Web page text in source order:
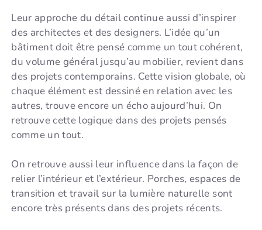
Leur approche du détail continue aussi d’inspirer
des architectes et des designers. L’idée qu’un
bâtiment doit être pensé comme un tout cohérent,
du volume général jusqu’au mobilier, revient dans
des projets contemporains. Cette vision globale, où
chaque élément est dessiné en relation avec les
autres, trouve encore un écho aujourd’hui. On
retrouve cette logique dans des projets pensés
comme un tout.
On retrouve aussi leur influence dans la façon de
relier l’intérieur et l’extérieur. Porches, espaces de
transition et travail sur la lumière naturelle sont
encore très présents dans des projets récents.